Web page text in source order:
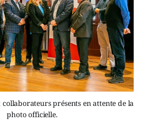
collaborateurs présents en attente de la
photo officielle.